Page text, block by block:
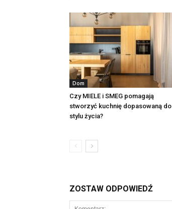
Dom
Czy MIELE i SMEG pomagają
stworzyć kuchnię dopasowaną do
stylu życia?
ZOSTAW ODPOWIEDŹ